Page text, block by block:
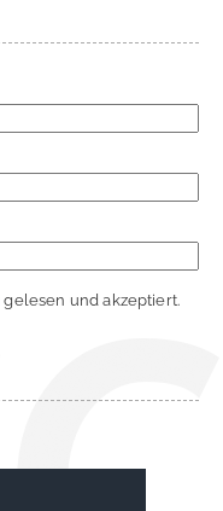
gelesen und akzeptiert.